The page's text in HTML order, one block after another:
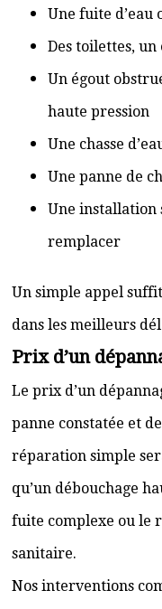
Une fuite d’eau
Des toilettes,
Un égout
haute pression
Une chasse
Une panne de
Une installation
remplacer
Un simple appel
dans les meilleurs
Prix d’un
Le prix d’un
panne constatée et
réparation simple
qu’un débouchage
fuite complexe ou le
sanitaire.
Nos interventions